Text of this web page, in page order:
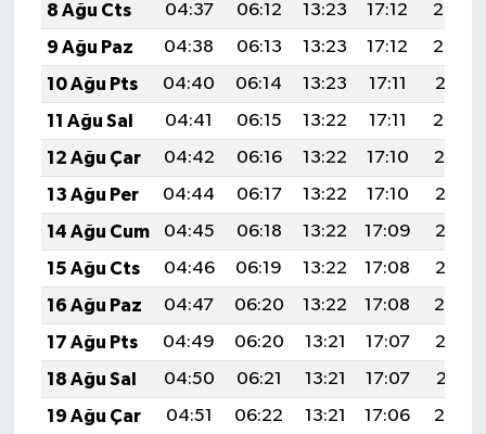
8 Ağu Cts
04:37 06:12 13:23 17:12
20:23
9 Ağu Paz
04:38 06:13 13:23 17:12
20:22
10 Ağu Pts
04:40 06:14 13:23 17:11
20:21
11 Ağu Sal
04:41 06:15 13:22 17:11
20:20
12 Ağu Çar
04:42 06:16 13:22 17:10
20:19
13 Ağu Per
04:44 06:17 13:22 17:10
20:17
14 Ağu Cum
04:45 06:18 13:22 17:09
20:16
15 Ağu Cts
04:46 06:19 13:22 17:08
20:15
16 Ağu Paz
04:47 06:20 13:22 17:08
20:14
17 Ağu Pts
04:49 06:20 13:21 17:07
20:12
18 Ağu Sal
04:50 06:21 13:21 17:07
20:11
19 Ağu Çar
04:51 06:22 13:21 17:06
20:10